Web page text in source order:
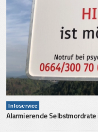
Infoservice
Alarmierende Selbstmordrate